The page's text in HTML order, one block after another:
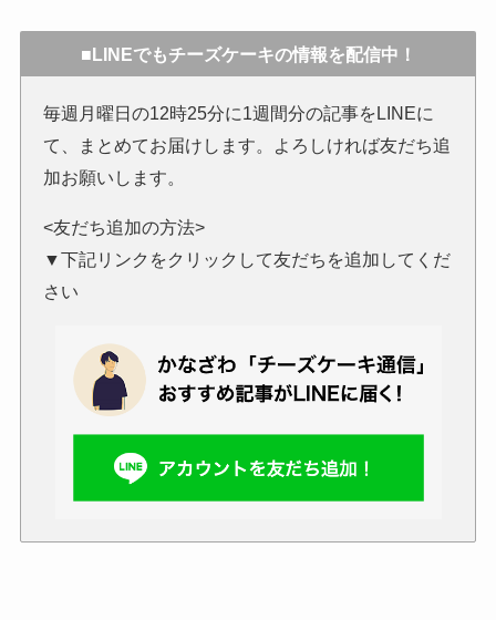
■LINEでもチーズケーキの情報を配信中！
毎週月曜日の12時25分に1週間分の記事をLINEに
て、まとめてお届けします。よろしければ友だち追
加お願いします。
<友だち追加の方法>
▼下記リンクをクリックして友だちを追加してくだ
さい